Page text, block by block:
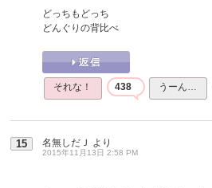
どっちもどっち
どんぐりの背比べ
それな！ 438 うーん…
15 名無しだＪ より
2015年11月13日 2:58 PM